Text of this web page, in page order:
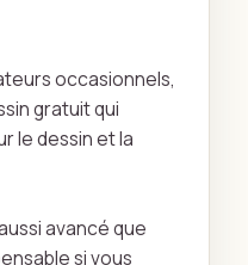
occasionnels,
gratuit qui
le dessin et la
avancé que
si vous